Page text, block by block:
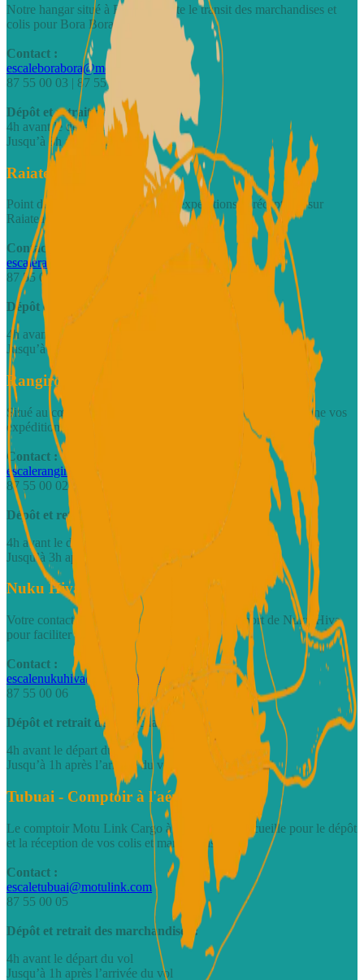
Notre hangar situé à Faanui facilite le transit des marchandises et
colis pour Bora Bora.
Contact :
escaleborabora@motulink.com
87 55 00 03 | 87 55 00 04
Dépôt et retrait des marchandises :
4h avant le départ du vol
Jusqu’à 3h après l’arrivée du vol
Raiatea - quai de Uturoa
Point de dépôt centralisé pour les expéditions et réceptions sur
Raiatea.
Contact :
escaleraiatea@motulink.com
87 55 00 01
Dépôt et retrait des marchandises :
4h avant le départ du vol
Jusqu’à 1h après l’arrivée du vol
Rangiroa - Hangar Avatoru
Situé au cœur d’Avatoru, notre hangar accueille et réceptionne vos
expéditions inter-îles.
Contact :
escalerangiroa@motulink.com
87 55 00 02
Dépôt et retrait des marchandises :
4h avant le départ du vol
Jusqu’à 3h après l’arrivée du vol
Nuku Hiva - Comptoir à l'aéroport
Votre contact fret directement au sein de l’aéroport de Nuku Hiva
pour faciliter vos expéditions locales.
Contact :
escalenukuhiva@motulink.com
87 55 00 06
Dépôt et retrait des marchandises :
4h avant le départ du vol
Jusqu’à 1h après l’arrivée du vol
Tubuai - Comptoir à l'aéroport
Le comptoir Motu Link Cargo à Tubuai vous accueille pour le dépôt
et la réception de vos colis et marchandises.
Contact :
escaletubuai@motulink.com
87 55 00 05
Dépôt et retrait des marchandises :
4h avant le départ du vol
Jusqu’à 1h après l’arrivée du vol